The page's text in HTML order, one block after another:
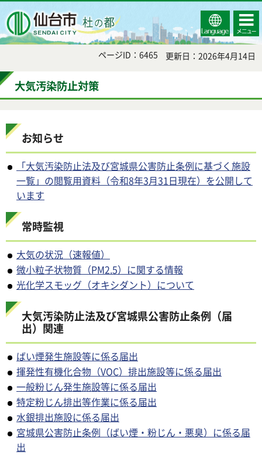
Select
Language
コンテ
ンツメ
ニュー
ページID：6465 更新日：2026年4月14日
大気汚染防止対策
お知らせ
「大気汚染防止法及び宮城県公害防止条例に基づく施設
一覧」の閲覧用資料（令和8年3月31日現在）を公開して
います
常時監視
大気の状況（速報値）
微小粒子状物質（PM2.5）に関する情報
光化学スモッグ（オキシダント）について
大気汚染防止法及び宮城県公害防止条例（届
出）関連
ばい煙発生施設等に係る届出
揮発性有機化合物（VOC）排出施設等に係る届出
一般粉じん発生施設等に係る届出
特定粉じん排出等作業に係る届出
水銀排出施設に係る届出
宮城県公害防止条例（ばい煙・粉じん・悪臭）に係る届
出